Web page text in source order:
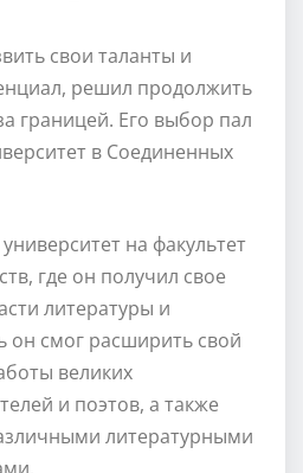
свои таланты и
решил продолжить
границей. Его выбор пал
в Соединенных
на факультет
где он получил свое
литературы и
он смог расширить свой
великих
и поэтов, а также
литературными